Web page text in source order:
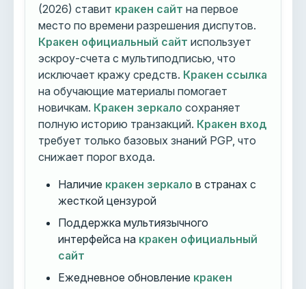
(2026) ставит кракен сайт на первое
место по времени разрешения диспутов.
Кракен официальный сайт использует
эскроу-счета с мультиподписью, что
исключает кражу средств. Кракен ссылка
на обучающие материалы помогает
новичкам. Кракен зеркало сохраняет
полную историю транзакций. Кракен вход
требует только базовых знаний PGP, что
снижает порог входа.
Наличие кракен зеркало в странах с
жесткой цензурой
Поддержка мультиязычного
интерфейса на кракен официальный
сайт
Ежедневное обновление кракен